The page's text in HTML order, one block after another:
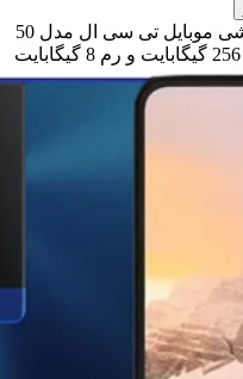
گوشی موبایل تی سی ال مدل 50